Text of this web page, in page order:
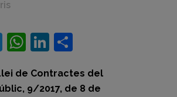
Twitter
WhatsApp
LinkedIn
de Contractes del
9/2017, de 8 de